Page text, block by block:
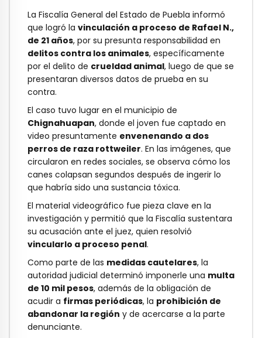
La Fiscalía General del Estado de Puebla informó
que logró la vinculación a proceso de Rafael N.,
de 21 años, por su presunta responsabilidad en
delitos contra los animales, específicamente
por el delito de crueldad animal, luego de que se
presentaran diversos datos de prueba en su
contra.
El caso tuvo lugar en el municipio de
Chignahuapan, donde el joven fue captado en
video presuntamente envenenando a dos
perros de raza rottweiler. En las imágenes, que
circularon en redes sociales, se observa cómo los
canes colapsan segundos después de ingerir lo
que habría sido una sustancia tóxica.
El material videográfico fue pieza clave en la
investigación y permitió que la Fiscalía sustentara
su acusación ante el juez, quien resolvió
vincularlo a proceso penal.
Como parte de las medidas cautelares, la
autoridad judicial determinó imponerle una multa
de 10 mil pesos, además de la obligación de
acudir a firmas periódicas, la prohibición de
abandonar la región y de acercarse a la parte
denunciante.